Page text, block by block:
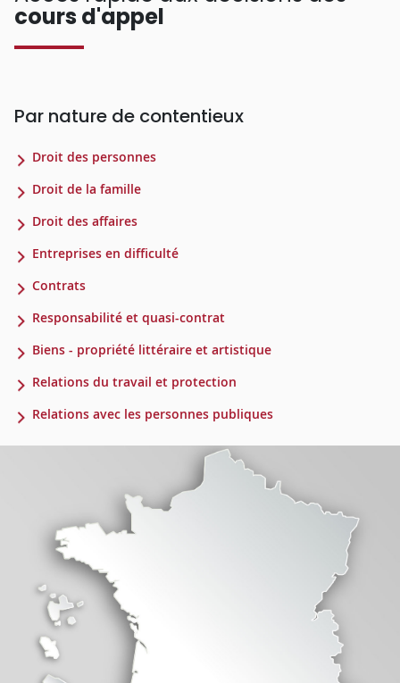
cours d'appel
Par nature de contentieux
Droit des personnes
Droit de la famille
Droit des affaires
Entreprises en difficulté
Contrats
Responsabilité et quasi-contrat
Biens - propriété littéraire et artistique
Relations du travail et protection
Relations avec les personnes publiques